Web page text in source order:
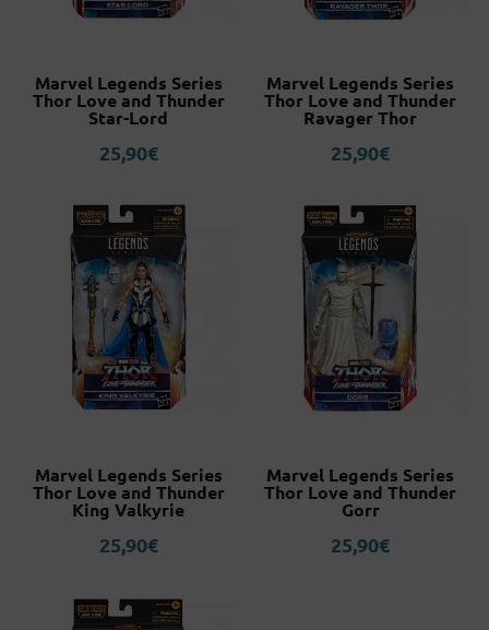
Marvel Legends Series
Thor Love and Thunder
Star-Lord
25,90€
Marvel Legends Series
Thor Love and Thunder
Ravager Thor
25,90€
Marvel Legends Series
Thor Love and Thunder
King Valkyrie
25,90€
Marvel Legends Series
Thor Love and Thunder
Gorr
25,90€